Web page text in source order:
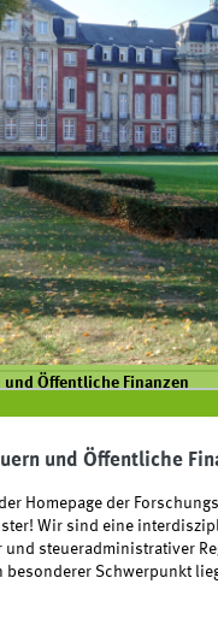
Öffentliche Finanzen
und Öffentliche
Homepage der
Wir sind eine
steueradministrativer
besonderer Schwerpunkt